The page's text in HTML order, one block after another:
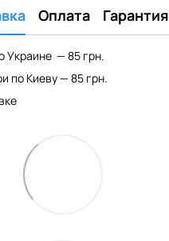
Оплата Гарантия
Украине — 85 грн.
по Киеву — 85 грн.